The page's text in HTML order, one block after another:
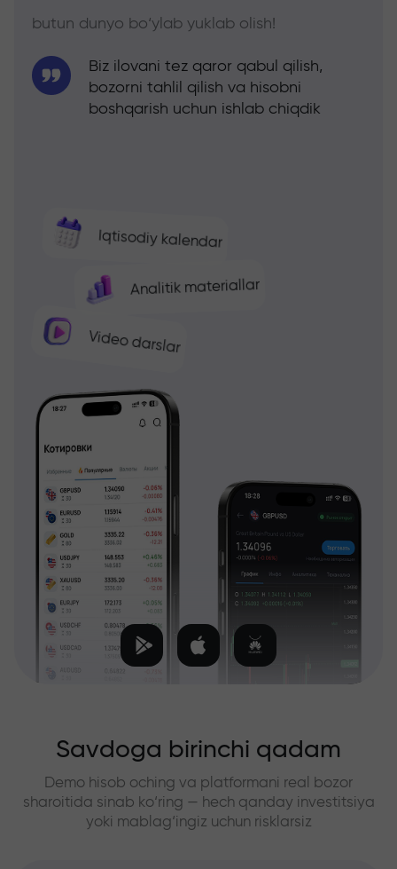
butun dunyo bo‘ylab yuklab olish!
Iqtisodiy kalendar
Analitik materiallar
Video darslar
Biz ilovani tez qaror qabul qilish,
bozorni tahlil qilish va hisobni
boshqarish uchun ishlab chiqdik
Savdoga birinchi qadam
Demo hisob oching va platformani real bozor
sharoitida sinab ko‘ring — hech qanday investitsiya
yoki mablag‘ingiz uchun risklarsiz